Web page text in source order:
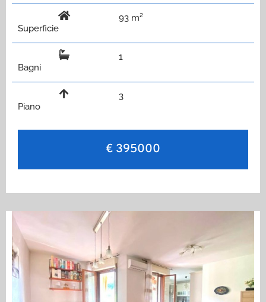
Superficie
93 m²
Bagni
1
Piano
3
€ 395000